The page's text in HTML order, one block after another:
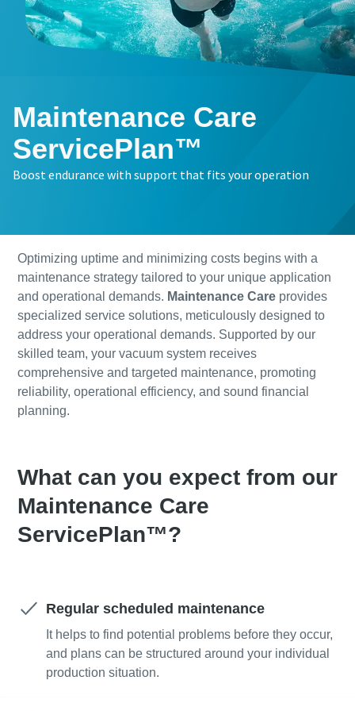
Maintenance Care
ServicePlan™
Boost endurance with support that fits your operation
Optimizing uptime and minimizing costs begins with a
maintenance strategy tailored to your unique application
and operational demands. Maintenance Careprovides
specialized service solutions, meticulously designed to
address your operational demands. Supported by our
skilled team, your vacuum system receives
comprehensive and targeted maintenance, promoting
reliability, operational efficiency, and sound financial
planning.
What can you expect from our
Maintenance Care
ServicePlan™?
Regular scheduled maintenance
It helps to find potential problems before they occur,
and plans can be structured around your individual
production situation.
Имя
Электронная почта
Компания
Страна
Улица
Почтовый индекс
Любой вопрос или запрос
Имя
Электронная почта
Компания
Страна
Улица
Почтовый индекс
Любой вопрос или запрос
Имя
Электронная почта
Компания
Страна
Улица
Почтовый индекс
Любой вопрос или запрос